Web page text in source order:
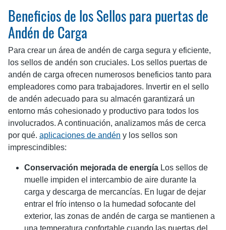
Beneficios de los Sellos para puertas de
Andén de Carga
Para crear un área de andén de carga segura y eficiente,
los sellos de andén son cruciales. Los sellos puertas de
andén de carga ofrecen numerosos beneficios tanto para
empleadores como para trabajadores. Invertir en el sello
de andén adecuado para su almacén garantizará un
entorno más cohesionado y productivo para todos los
involucrados. A continuación, analizamos más de cerca
por qué. aplicaciones de andén y los sellos son
imprescindibles:
Conservación mejorada de energía Los sellos de
muelle impiden el intercambio de aire durante la
carga y descarga de mercancías. En lugar de dejar
entrar el frío intenso o la humedad sofocante del
exterior, las zonas de andén de carga se mantienen a